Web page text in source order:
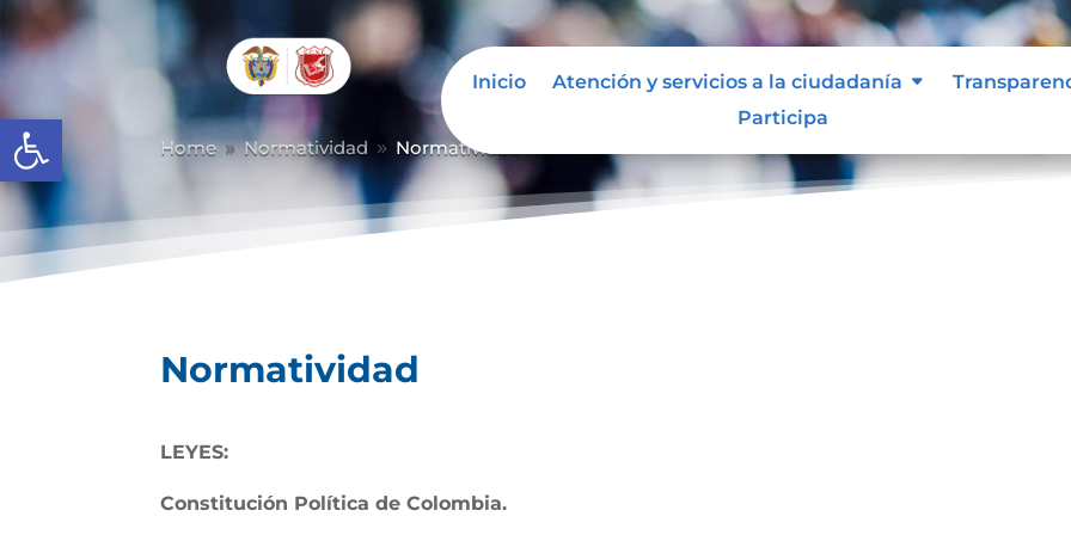
Abrir barra de herramientas
Inicio Atención y servicios a la ciudadanía
Participa
Home 9 Normatividad 9 Normatividad
Normatividad
LEYES:
Constitución Política de Colombia.